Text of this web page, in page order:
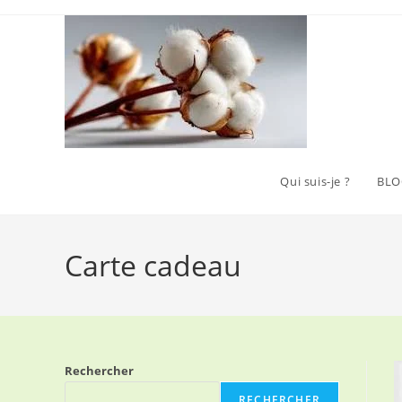
Qui suis-je ?
Carte cadeau
Rechercher